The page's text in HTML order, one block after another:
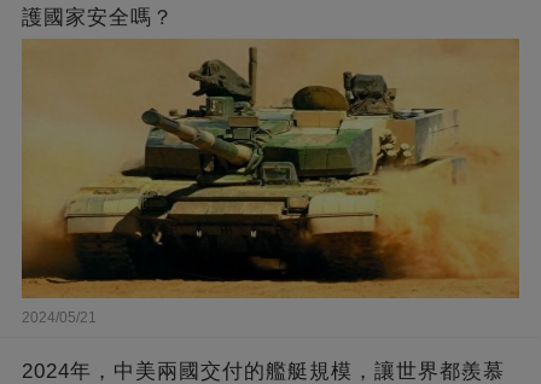
護國家安全嗎？
2024/05/21
2024年，中美兩國交付的艦艇規模，讓世界都羨慕